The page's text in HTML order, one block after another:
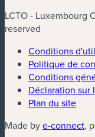
LCTO - Luxembourg
reserved
Conditions
Politique de
Conditions
Déclaration sur
Plan du site
Made bye-connect,